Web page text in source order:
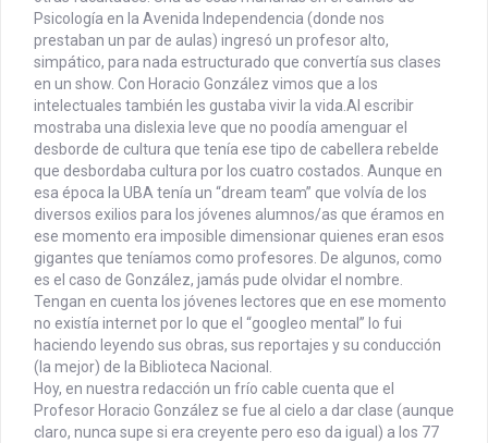
Psicología en la Avenida Independencia (donde nos
prestaban un par de aulas) ingresó un profesor alto,
simpático, para nada estructurado que convertía sus clases
en un show. Con Horacio González vimos que a los
intelectuales también les gustaba vivir la vida. Al escribir
mostraba una dislexia leve que no poodía amenguar el
desborde de cultura que tenía ese tipo de cabellera rebelde
que desbordaba cultura por los cuatro costados. Aunque en
esa época la UBA tenía un “dream team” que volvía de los
diversos exilios para los jóvenes alumnos/as que éramos en
ese momento era imposible dimensionar quienes eran esos
gigantes que teníamos como profesores. De algunos, como
es el caso de González, jamás pude olvidar el nombre.
Tengan en cuenta los jóvenes lectores que en ese momento
no existía internet por lo que el “googleo mental” lo fui
haciendo leyendo sus obras, sus reportajes y su conducción
(la mejor) de la Biblioteca Nacional.
Hoy, en nuestra redacción un frío cable cuenta que el
Profesor Horacio González se fue al cielo a dar clase (aunque
claro, nunca supe si era creyente pero eso da igual) a los 77